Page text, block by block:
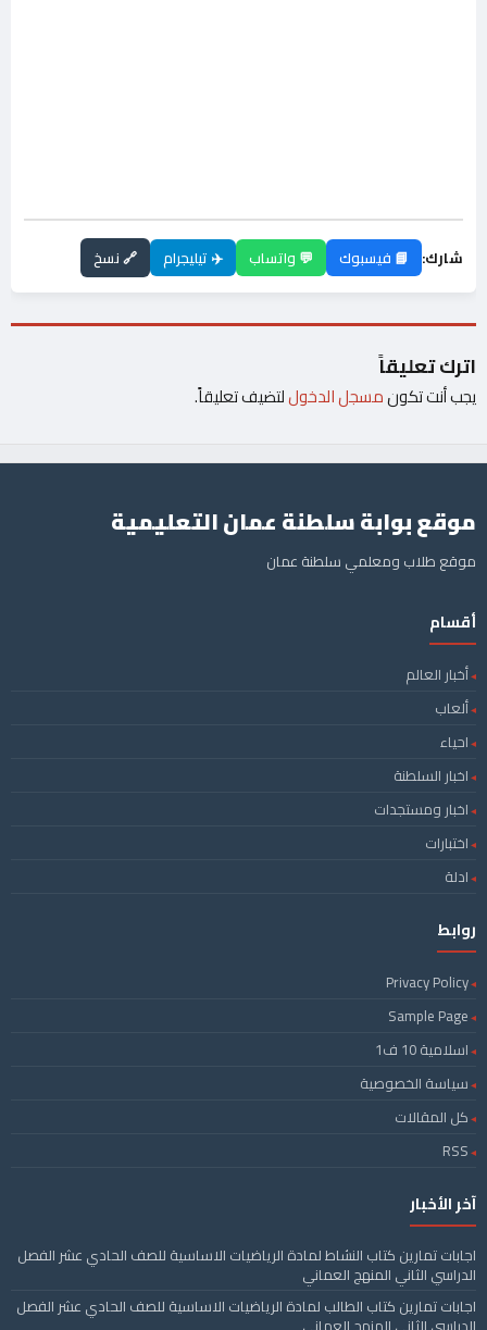
شارك: 📘 فيسبوك 💬 واتساب ✈️ تيليجرام 🔗 نسخ
اترك تعليقاً
يجب أنت تكونمسجل الدخوللتضيف تعليقاً.
موقع بوابة سلطنة عمان التعليمية
موقع طلاب ومعلمي سلطنة عمان
أقسام
أخبار العالم
ألعاب
احياء
اخبار السلطنة
اخبار ومستجدات
اختبارات
ادلة
روابط
Privacy Policy
Sample Page
اسلامية 10 ف1
سياسة الخصوصية
كل المقالات
RSS
آخر الأخبار
اجابات تمارين كتاب النشاط لمادة الرياضيات الاساسية للصف الحادي عشر الفصل
الدراسي الثاني المنهج العماني
اجابات تمارين كتاب الطالب لمادة الرياضيات الاساسية للصف الحادي عشر الفصل